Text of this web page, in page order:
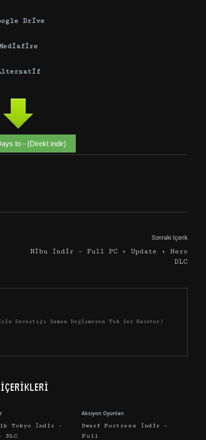
Drive
to - (Direkt indir)
Sonraki İçerik
Nibu İndir – Full PC + Update + Hero
DLC
Savaştığı Zaman Değişmeyen Tek Şey Kaostur)
Tokyo İndir –
Aksiyon Oyunları
Dwarf Fortress İndir –
Full